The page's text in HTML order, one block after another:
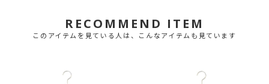
RECOMMEND ITEM
このアイテムを見ている人は、こんなアイテムも見ています